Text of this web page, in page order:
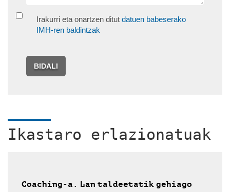
Irakurri eta onartzen ditut datuen babeserako
IMH-ren baldintzak
BIDALI
Ikastaro erlazionatuak
Coaching-a. Lan taldeetatik gehiago